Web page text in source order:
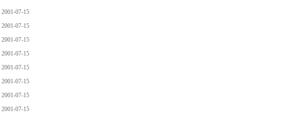
2001-07-15
2001-07-15
2001-07-15
2001-07-15
2001-07-15
2001-07-15
2001-07-15
2001-07-15